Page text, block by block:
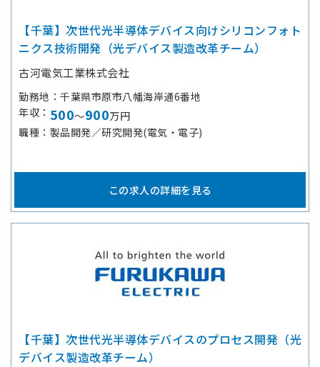
【千葉】次世代光半導体デバイス向けシリコンフォト
ニクス技術開発（光デバイス製造改革チーム）
古河電気工業株式会社
勤務地
千葉県市原市八幡海岸通6番地
年収
500～900万円
職種
製品開発／研究開発(電気・電子)
この求人の詳細を見る
【千葉】次世代光半導体デバイスのプロセス開発（光
デバイス製造改革チーム）